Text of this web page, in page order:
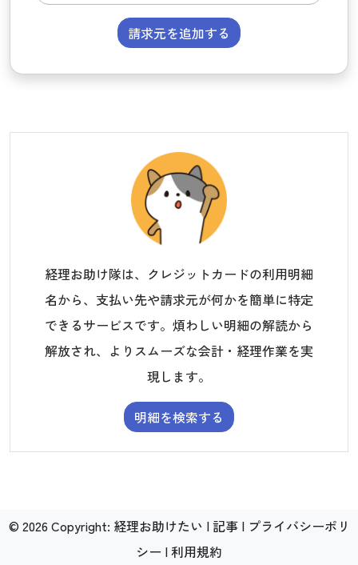
請求元を追加する
経理お助け隊は、クレジットカードの利用明細
名から、支払い先や請求元が何かを簡単に特定
できるサービスです。煩わしい明細の解読から
解放され、よりスムーズな会計・経理作業を実
現します。
明細を検索する
© 2026 Copyright: 経理お助けたい |記事| プライバシーポリ
シー |利用規約